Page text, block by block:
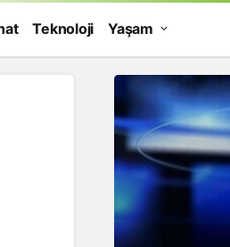
Teknoloji Yaşam